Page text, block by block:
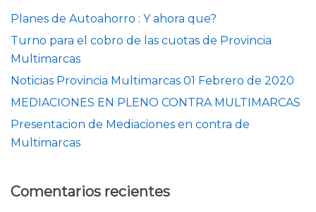
Planes de Autoahorro : Y ahora que?
Turno para el cobro de las cuotas de Provincia
Multimarcas
Noticias Provincia Multimarcas 01 Febrero de 2020
MEDIACIONES EN PLENO CONTRA MULTIMARCAS
Presentacion de Mediaciones en contra de
Multimarcas
Comentarios recientes